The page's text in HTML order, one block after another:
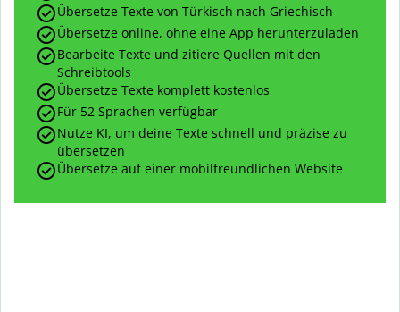
Übersetze Texte von Türkisch nach Griechisch
Übersetze online, ohne eine App herunterzuladen
Bearbeite Texte und zitiere Quellen mit den
Schreibtools
Übersetze Texte komplett kostenlos
Für 52 Sprachen verfügbar
Nutze KI, um deine Texte schnell und präzise zu
übersetzen
Übersetze auf einer mobilfreundlichen Website